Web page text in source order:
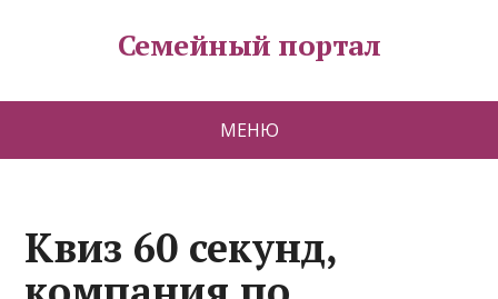
Семейный портал
МЕНЮ
Квиз 60 секунд,